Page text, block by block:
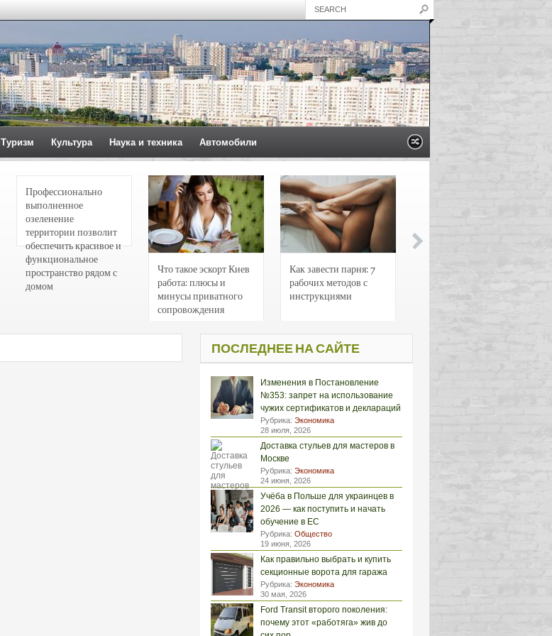
Туризм Культура Наука и техника Автомобили
Профессионально
выполненное
озеленение
территории позволит
обеспечить красивое и
функциональное
пространство рядом с
домом
Что такое эскорт Киев
работа: плюсы и
минусы приватного
сопровождения
Как завести парня: 7
рабочих методов с
инструкциями
ПОСЛЕДНЕЕ НА САЙТЕ
Изменения в Постановление
№353: запрет на использование
чужих сертификатов и деклараций
Рубрика: Экономика
28 июля, 2026
Доставка стульев для мастеров в
Москве
Рубрика: Экономика
24 июня, 2026
Учёба в Польше для украинцев в
2026 — как поступить и начать
обучение в ЕС
Рубрика: Общество
19 июня, 2026
Как правильно выбрать и купить
секционные ворота для гаража
Рубрика: Экономика
30 мая, 2026
Ford Transit второго поколения:
почему этот «работяга» жив до